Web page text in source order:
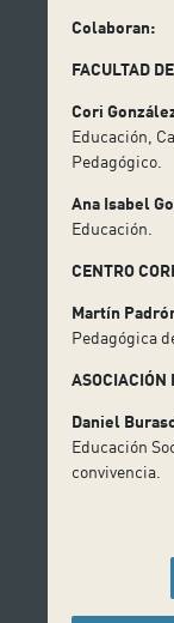
Colaboran:
FACULTAD
Cori
Educación,
Pedagógico.
Ana Isabel
Educación.
CENTRO
Martín
Pedagógica
ASOCIACIÓN
Daniel
Educación
convivencia.